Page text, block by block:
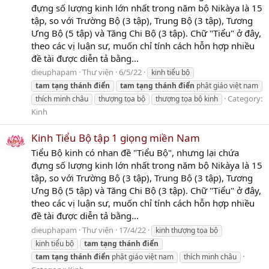
đựng số lượng kinh lớn nhất trong năm bộ Nikàya là 15
tập, so với Trường Bộ (3 tập), Trung Bộ (3 tập), Tương
Ưng Bộ (5 tập) và Tăng Chi Bộ (3 tập). Chữ "Tiểu" ở đây,
theo các vị luận sư, muốn chỉ tính cách hỗn hợp nhiều
đề tài được diễn tả bằng...
dieuphapam Thư viện 6/5/22
kinh tiểu bộ
tam tạng thánh điển tam tạng thánh điển phật giáo việt nam
thích minh châu
thượng tọa bộ thượng tọa bộ kinh
Category:
Kinh
Kinh Tiểu Bộ tập 1 giọng miền Nam
Tiểu Bộ kinh có nhan đề "Tiểu Bộ", nhưng lại chứa
đựng số lượng kinh lớn nhất trong năm bộ Nikàya là 15
tập, so với Trường Bộ (3 tập), Trung Bộ (3 tập), Tương
Ưng Bộ (5 tập) và Tăng Chi Bộ (3 tập). Chữ "Tiểu" ở đây,
theo các vị luận sư, muốn chỉ tính cách hỗn hợp nhiều
đề tài được diễn tả bằng...
dieuphapam Thư viện 17/4/22
kinh thượng tọa bộ
kinh tiểu bộ
tam tạng thánh điển
tam tạng thánh điển phật giáo việt nam thích minh châu